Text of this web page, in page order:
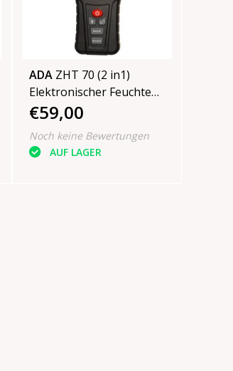
ADA ZHT 70 (2 in1)
Elektronischer Feuchte
und Temp. messer
€59,00
Noch keine Bewertungen
AUF LAGER